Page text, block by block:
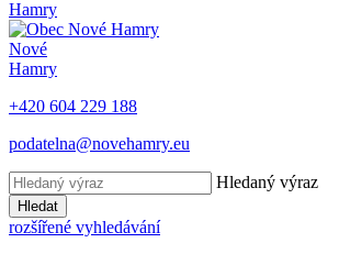
Hamry
Nové
Hamry
+420 604 229 188
podatelna@novehamry.eu
Hledaný výraz
Hledat
rozšířené vyhledávání